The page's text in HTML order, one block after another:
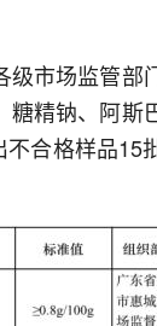
市场监管部
精钠、阿斯
合格样品15